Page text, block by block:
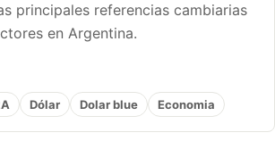
principales referencias cambiarias
en Argentina.
Dólar Dolar blue Economia